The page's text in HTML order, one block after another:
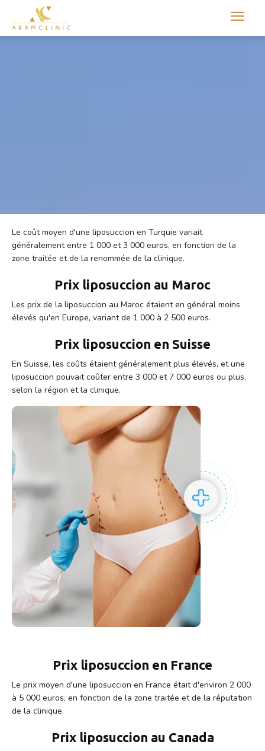
Aram international
Le coût moyen d'une liposuccion en Turquie variait
généralement entre 1 000 et 3 000 euros, en fonction de la
zone traitée et de la renommée de la clinique.
Prix liposuccion au Maroc
Les prix de la liposuccion au Maroc étaient en général moins
élevés qu'en Europe, variant de 1 000 à 2 500 euros.
Prix liposuccion en Suisse
En Suisse, les coûts étaient généralement plus élevés, et une
liposuccion pouvait coûter entre 3 000 et 7 000 euros ou plus,
selon la région et la clinique.
Prix liposuccion en France
Le prix moyen d'une liposuccion en France était d'environ 2 000
à 5 000 euros, en fonction de la zone traitée et de la réputation
de la clinique.
Prix liposuccion au Canada